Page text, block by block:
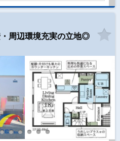
周辺環境充実の立地◎